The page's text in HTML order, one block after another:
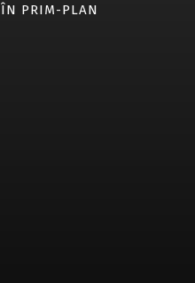
ÎN PRIM-PLAN